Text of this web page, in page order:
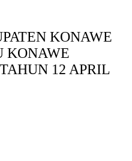
KONAWE
KONAWE
12 APRIL